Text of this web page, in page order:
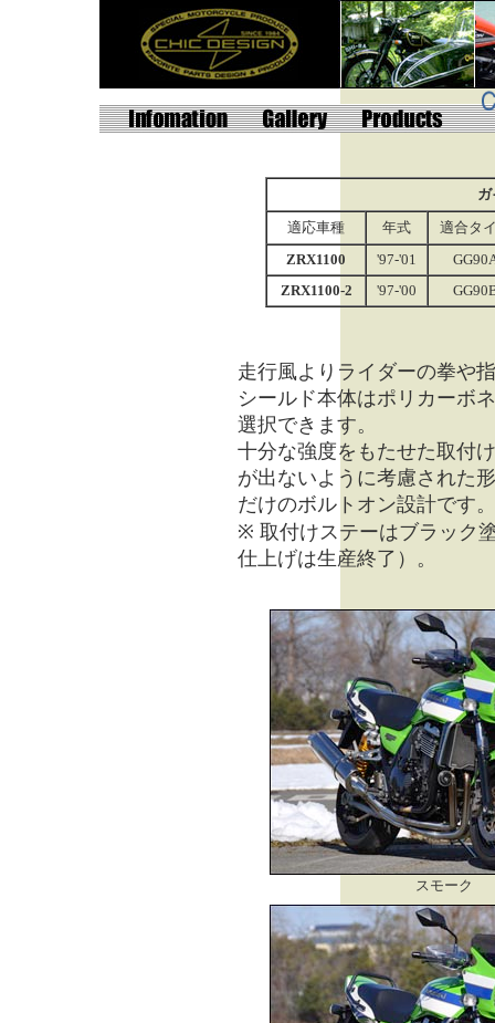
適応車種
年式
適合タ
ZRX1100
'97-'01
ZRX1100-2
'97-'00
走行風よりライダーの拳や
シールド本体はポリカーボ
選択できます。
十分な強度をもたせた取付
が出ないように考慮された
だけのボルトオン設計です。
※ 取付けステーはブラック
仕上げは生産終了）。
スモーク